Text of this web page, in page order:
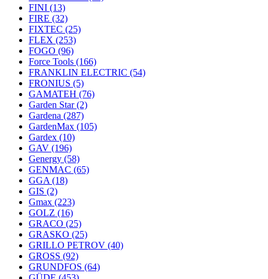
FINI (13)
FIRE (32)
FIXTEC (25)
FLEX (253)
FOGO (96)
Force Tools (166)
FRANKLIN ELECTRIC (54)
FRONIUS (5)
GAMATEH (76)
Garden Star(2)
Gardena (287)
GardenMax (105)
Gardex (10)
GAV (196)
Genergy (58)
GENMAC (65)
GGA (18)
GIS (2)
Gmax (223)
GOLZ (16)
GRACO (25)
GRASKO (25)
GRILLO PETROV (40)
GROSS (92)
GRUNDFOS (64)